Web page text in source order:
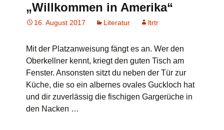
„Willkommen in Amerika“
16. August 2017 Literatur ltrtr
Mit der Platzanweisung fängt es an. Wer den
Oberkellner kennt, kriegt den guten Tisch am
Fenster. Ansonsten sitzt du neben der Tür zur
Küche, die so ein albernes ovales Guckloch hat
und dir zuverlässig die fischigen Gargerüche in
den Nacken …